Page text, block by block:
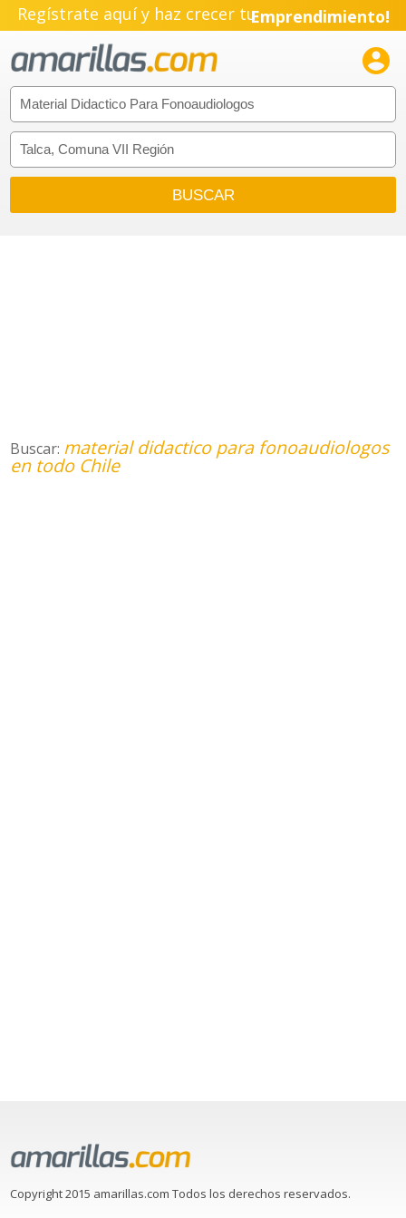
Regístrate aquí y haz crecer tuEmprendimiento!

Buscar: material didactico para fonoaudiologos
en todo Chile
Copyright 2015 amarillas.com Todos los derechos reservados.